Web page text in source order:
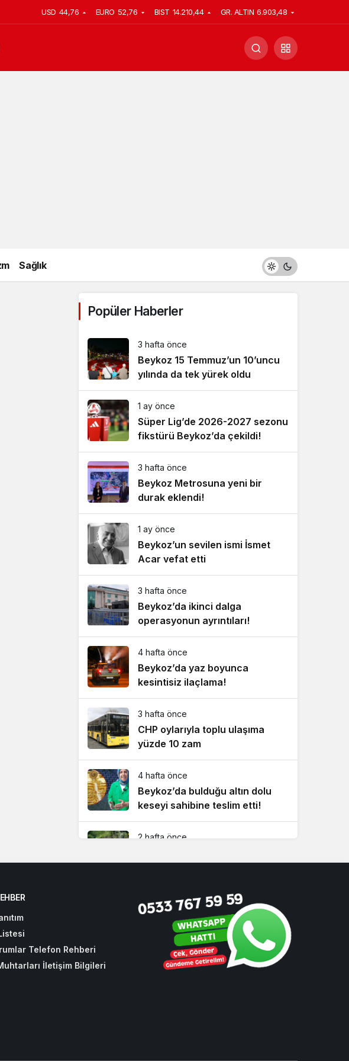
USD 44,76 EURO 52,76 BIST 14.210,44 GR. ALTIN 6.903,48
Sağlık
Popüler Haberler
3 hafta önce
Beykoz 15 Temmuz’un 10’uncu
yılında da tek yürek oldu
1 ay önce
Süper Lig’de 2026-2027 sezonu
fikstürü Beykoz’da çekildi!
3 hafta önce
Beykoz Metrosuna yeni bir
durak eklendi!
1 ay önce
Beykoz’un sevilen ismi İsmet
Acar vefat etti
3 hafta önce
Beykoz’da ikinci dalga
operasyonun ayrıntıları!
4 hafta önce
Beykoz’da yaz boyunca
kesintisiz ilaçlama!
3 hafta önce
CHP oylarıyla toplu ulaşıma
yüzde 10 zam
4 hafta önce
Beykoz’da bulduğu altın dolu
keseyi sahibine teslim etti!
2 hafta önce
4 hafta önce
Dikkat! Beykoz’un 4 büyük
mahallesinde su kesintisi
Telefon Rehberi
İletişim Bilgileri